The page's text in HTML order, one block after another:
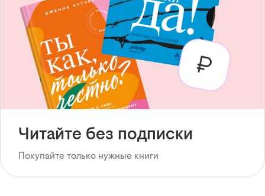
Читайте без подписки
Покупайте только нужные книги